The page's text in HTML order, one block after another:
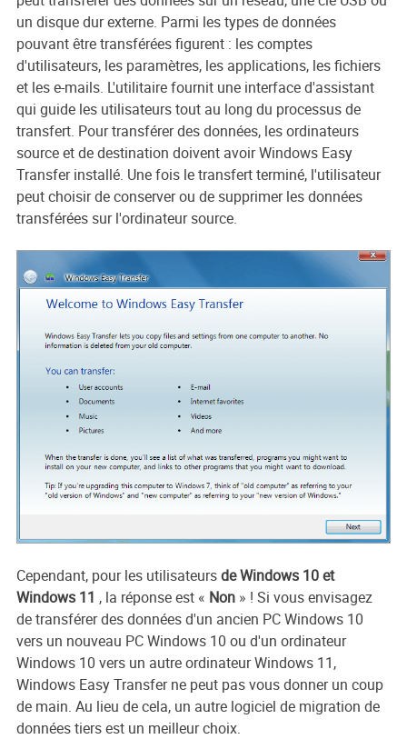
un disque dur externe. Parmi les types de données
pouvant être transférées figurent : les comptes
d'utilisateurs, les paramètres, les applications, les fichiers
et les e-mails. L'utilitaire fournit une interface d'assistant
qui guide les utilisateurs tout au long du processus de
transfert. Pour transférer des données, les ordinateurs
source et de destination doivent avoir Windows Easy
Transfer installé. Une fois le transfert terminé, l'utilisateur
peut choisir de conserver ou de supprimer les données
transférées sur l'ordinateur source.
Cependant, pour les utilisateursde Windows 10 et
Windows 11 , la réponse est « Non» ! Si vous envisagez
de transférer des données d'un ancien PC Windows 10
vers un nouveau PC Windows 10 ou d'un ordinateur
Windows 10 vers un autre ordinateur Windows 11,
Windows Easy Transfer ne peut pas vous donner un coup
de main. Au lieu de cela, un autre logiciel de migration de
données tiers est un meilleur choix.